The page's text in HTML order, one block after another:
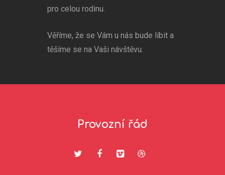
pro celou rodinu.
Věříme, že se Vám u nás bude líbit a
těšíme se na Vaši návštěvu.
Provozní řád